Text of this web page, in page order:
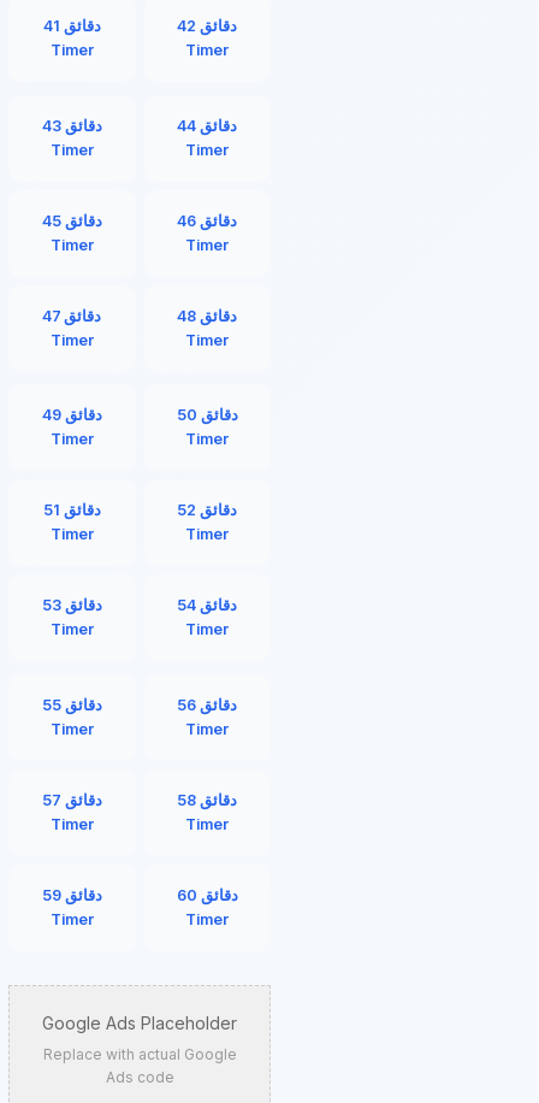
41 دقائق
Timer
42 دقائق
Timer
43 دقائق
Timer
44 دقائق
Timer
45 دقائق
Timer
46 دقائق
Timer
47 دقائق
Timer
48 دقائق
Timer
49 دقائق
Timer
50 دقائق
Timer
51 دقائق
Timer
52 دقائق
Timer
53 دقائق
Timer
54 دقائق
Timer
55 دقائق
Timer
56 دقائق
Timer
57 دقائق
Timer
58 دقائق
Timer
59 دقائق
Timer
60 دقائق
Timer
Google Ads Placeholder
Replace with actual Google
Ads code